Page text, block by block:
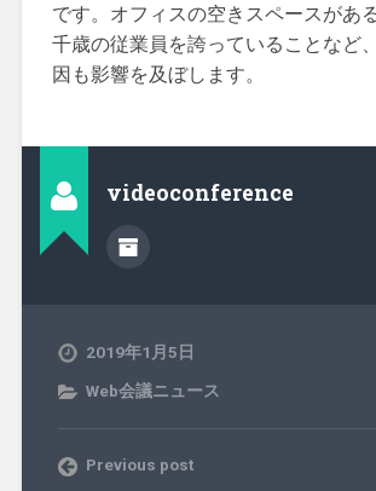
です。オフィスの空きスペースがあ
千歳の従業員を誇っていることなど
因も影響を及ぼします。
videoconference
2019年1月5日
Web会議ニュース
Previous post